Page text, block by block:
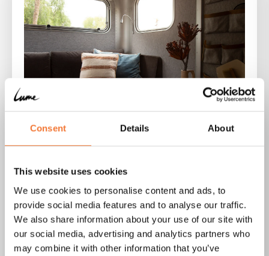
Consent Details About
This website uses cookies
We use cookies to personalise content and ads, to
provide social media features and to analyse our traffic.
We also share information about your use of our site with
our social media, advertising and analytics partners who
may combine it with other information that you’ve
"Le Nordic est parfait.
Notre Lume suscite un
grand intérêt partout où
nous allons."